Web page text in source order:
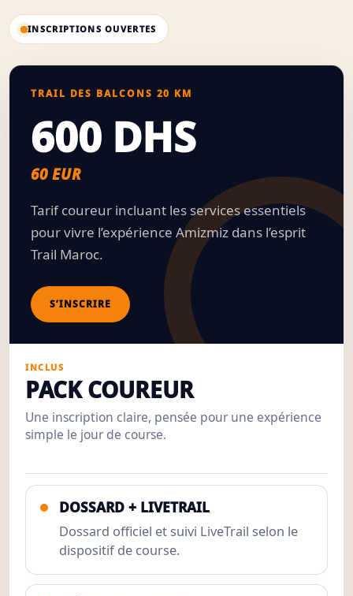
INSCRIPTIONS OUVERTES
TRAIL DES BALCONS 20 KM
600 DHS
60 EUR
Tarif coureur incluant les services essentiels
pour vivre l’expérience Amizmiz dans l’esprit
Trail Maroc.
S’INSCRIRE
INCLUS
PACK COUREUR
Une inscription claire, pensée pour une expérience
simple le jour de course.
DOSSARD + LIVETRAIL
Dossard officiel et suivi LiveTrail selon le
dispositif de course.